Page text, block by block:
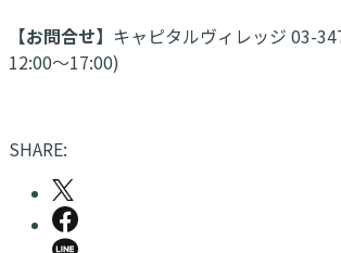
【お問合せ】 キャピタルヴィレッジ 03-
12:00～17:00)
SHARE: